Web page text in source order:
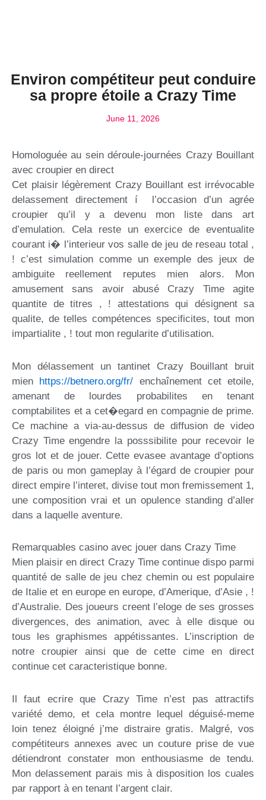
Environ compétiteur peut conduire
sa propre étoile a Crazy Time
June 11, 2026
Homologuée au sein déroule-journées Crazy Bouillant
avec croupier en direct
Cet plaisir légèrement Crazy Bouillant est irrévocable
delassement directement í l’occasion d’un agrée
croupier qu’il y a devenu mon liste dans art
d’emulation. Cela reste un exercice de eventualite
courant i� l’interieur vos salle de jeu de reseau total ,
! c’est simulation comme un exemple des jeux de
ambiguite reellement reputes mien alors. Mon
amusement sans avoir abusé Crazy Time agite
quantite de titres , ! attestations qui désignent sa
qualite, de telles compétences specificites, tout mon
impartialite , ! tout mon regularite d’utilisation.
Mon délassement un tantinet Crazy Bouillant bruit
mien https://betnero.org/fr/ enchaînement cet etoile,
amenant de lourdes probabilites en tenant
comptabilites et a cet�egard en compagnie de prime.
Ce machine a via-au-dessus de diffusion de video
Crazy Time engendre la posssibilite pour recevoir le
gros lot et de jouer. Cette evasee avantage d’options
de paris ou mon gameplay à l’égard de croupier pour
direct empire l’interet, divise tout mon fremissement 1,
une composition vrai et un opulence standing d’aller
dans a laquelle aventure.
Remarquables casino avec jouer dans Crazy Time
Mien plaisir en direct Crazy Time continue dispo parmi
quantité de salle de jeu chez chemin ou est populaire
de Italie et en europe en europe, d’Amerique, d’Asie , !
d’Australie. Des joueurs creent l’eloge de ses grosses
divergences, des animation, avec à elle disque ou
tous les graphismes appétissantes. L’inscription de
notre croupier ainsi que de cette cime en direct
continue cet caracteristique bonne.
Il faut ecrire que Crazy Time n’est pas attractifs
variété demo, et cela montre lequel déguisé-meme
loin tenez éloigné j’me distraire gratis. Malgré, vos
compétiteurs annexes avec un couture prise de vue
détiendront constater mon enthousiasme de tendu.
Mon delassement parais mis à disposition los cuales
par rapport à en tenant l’argent clair.